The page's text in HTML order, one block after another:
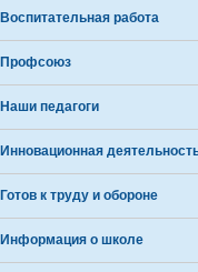
Воспитательная работа
Профсоюз
Наши педагоги
Инновационная
Готов к труду и обороне
Информация о школе